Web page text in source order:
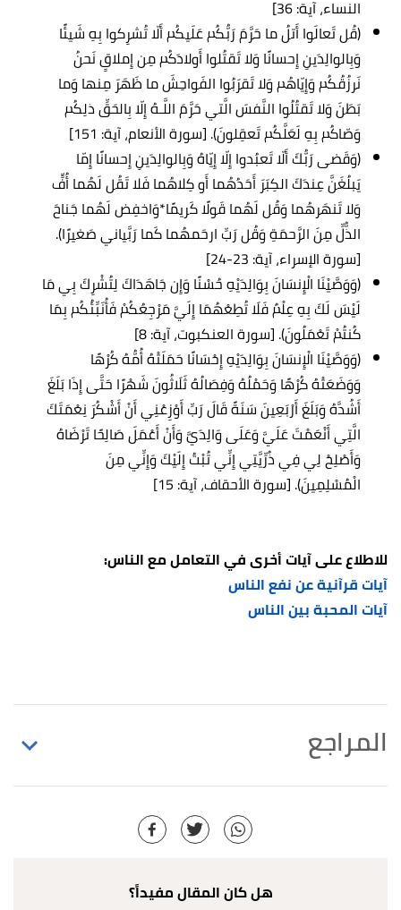
النساء، آية: 36]
(قُل تَعالَوا أَتلُ ما حَرَّمَ رَبُّكُم عَلَيكُم أَلّا تُشرِكوا بِهِ شَيئًا
وَبِالوالِدَينِ إِحسانًا وَلا تَقتُلوا أَولادَكُم مِن إِملاقٍ نَحنُ
نَرزُقُكُم وَإِيّاهُم وَلا تَقرَبُوا الفَواحِشَ ما ظَهَرَ مِنها وَما
بَطَنَ وَلا تَقتُلُوا النَّفسَ الَّتي حَرَّمَ اللَّـهُ إِلّا بِالحَقِّ ذلِكُم
وَصّاكُم بِهِ لَعَلَّكُم تَعقِلونَ). [سورة الأنعام، آية: 151]
(وَقَضى رَبُّكَ أَلّا تَعبُدوا إِلّا إِيّاهُ وَبِالوالِدَينِ إِحسانًا إِمّا
يَبلُغَنَّ عِندَكَ الكِبَرَ أَحَدُهُما أَو كِلاهُما فَلا تَقُل لَهُما أُفٍّ
وَلا تَنهَرهُما وَقُل لَهُما قَولًا كَريمًا*وَاخفِض لَهُما جَناحَ
الذُّلِّ مِنَ الرَّحمَةِ وَقُل رَبِّ ارحَمهُما كَما رَبَّياني صَغيرًا).
[سورة الإسراء، آية: 23-24]
(وَوَصَّيْنَا الْإِنسَانَ بِوَالِدَيْهِ حُسْنًا وَإِن جَاهَدَاكَ لِتُشْرِكَ بِي مَا
لَيْسَ لَكَ بِهِ عِلْمٌ فَلَا تُطِعْهُمَا إِلَيَّ مَرْجِعُكُمْ فَأُنَبِّئُكُم بِمَا
كُنتُمْ تَعْمَلُونَ). [سورة العنكبوت، آية: 8]
(وَوَصَّيْنَا الْإِنسَانَ بِوَالِدَيْهِ إِحْسَانًا حَمَلَتْهُ أُمُّهُ كُرْهًا
وَوَضَعَتْهُ كُرْهًا وَحَمْلُهُ وَفِصَالُهُ ثَلَاثُونَ شَهْرًا حَتَّى إِذَا بَلَغَ
أَشُدَّهُ وَبَلَغَ أَرْبَعِينَ سَنَةً قَالَ رَبِّ أَوْزِعْنِي أَنْ أَشْكُرَ نِعْمَتَكَ
الَّتِي أَنْعَمْتَ عَلَيَّ وَعَلَى وَالِدَيَّ وَأَنْ أَعْمَلَ صَالِحًا تَرْضَاهُ
وَأَصْلِحْ لِي فِي ذُرِّيَّتِي إِنِّي تُبْتُ إِلَيْكَ وَإِنِّي مِنَ
الْمُسْلِمِينَ). [سورة الأحقاف، آية: 15]
للاطلاع على آيات أخرى في التعامل مع الناس:
آيات قرآنية عن نفع الناس
آيات المحبة بين الناس
المراجع
هل كان المقال مفيداً؟